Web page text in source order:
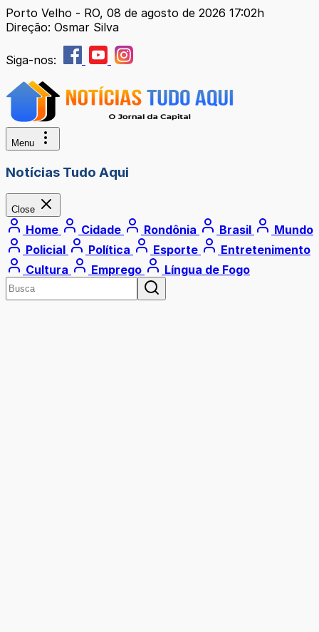
Porto Velho - RO, 08 de agosto de 2026 17:02h
Direção: Osmar Silva
Siga-nos:
Menu
Notícias Tudo Aqui
Close
Home Cidade Rondônia Brasil
Mundo
Policial
Política Esporte
Entretenimento
Cultura
Emprego Língua de Fogo